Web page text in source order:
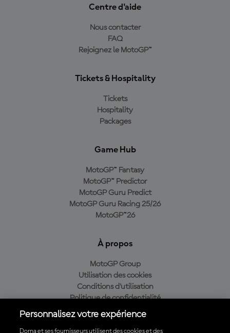
Centre d'aide
Nous contacter
FAQ
Rejoignez le MotoGP™
Tickets & Hospitality
Tickets
Hospitality
Packages
Game Hub
MotoGP™ Fantasy
MotoGP™ Predictor
MotoGP Guru Predict
MotoGP Guru Racing 25/26
MotoGP™26
À propos
MotoGP Group
Utilisation des cookies
Conditions d'utilisation
Politique de confidentialité
Politique d’achat
Personnalisez votre expérience
Dorna et ses fournisseurs utilisent des cookies et des